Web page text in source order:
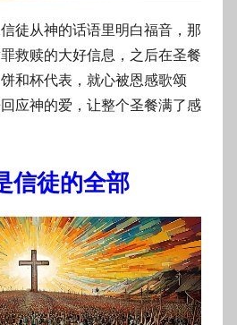
徒从神的话语里明白福音，那
救赎的大好信息，之后在圣餐
和杯代表，就心被恩感歌颂
应神的爱，让整个圣餐满了感
信徒的全部